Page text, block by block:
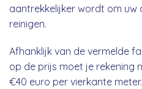
aantrekkelijker wordt om uw
reinigen.
Afhanklijk van de vermelde
op de prijs moet je rekening
€40 euro per vierkante meter.